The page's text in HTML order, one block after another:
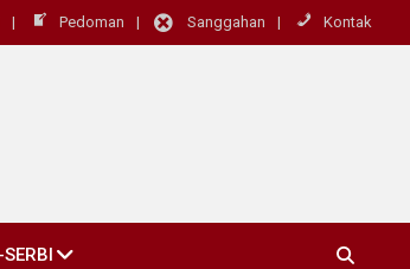
Pedoman Sanggahan Kontak